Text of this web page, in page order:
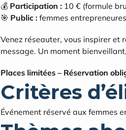
💰 Participation : 10 € (formule
🎯 Public : femmes
Venez réseauter, vous inspirer et
message. Un moment
Places limitées – Réservation
Critères
Événement réservé aux femmes